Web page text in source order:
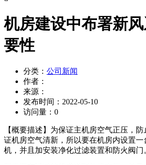
机房建设中布署新
要性
分类： 公司新闻
作者：
来源：
发布时间： 2022-05-10
访问量： 0
【概要描述】 为保证主机房空气正压，
证机房空气清新，所以要在机房内设置
机，并且加安装净化过滤装置和防火阀门